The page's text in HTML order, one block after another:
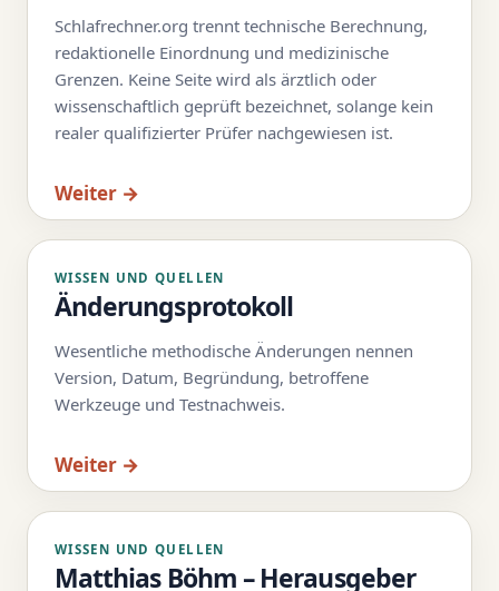
Schlafrechner.org trennt technische Berechnung,
redaktionelle Einordnung und medizinische
Grenzen. Keine Seite wird als ärztlich oder
wissenschaftlich geprüft bezeichnet, solange kein
realer qualifizierter Prüfer nachgewiesen ist.
Weiter →
WISSEN UND QUELLEN
Änderungsprotokoll
Wesentliche methodische Änderungen nennen
Version, Datum, Begründung, betroffene
Werkzeuge und Testnachweis.
Weiter →
WISSEN UND QUELLEN
Matthias Böhm – Herausgeber